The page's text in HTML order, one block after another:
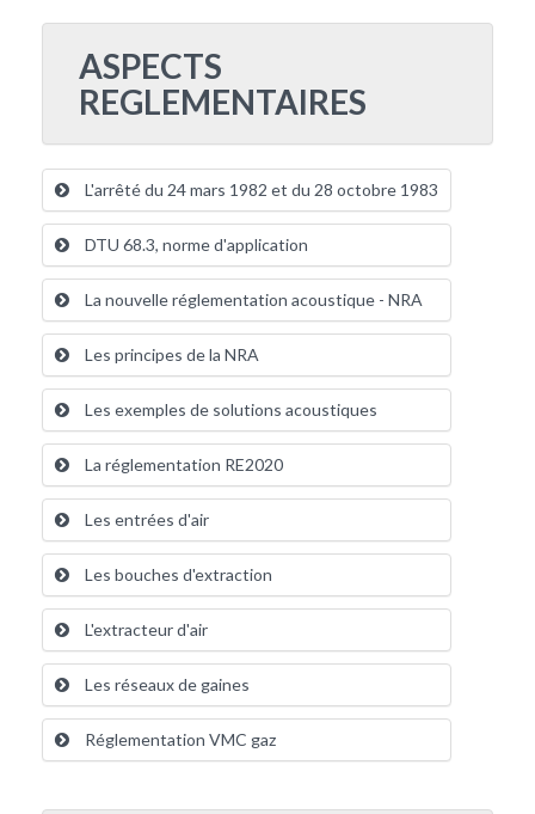
ASPECTS
REGLEMENTAIRES
L'arrêté du 24 mars 1982 et du 28 octobre 1983
DTU 68.3, norme d'application
La nouvelle réglementation acoustique - NRA
Les principes de la NRA
Les exemples de solutions acoustiques
La réglementation RE2020
Les entrées d'air
Les bouches d'extraction
L'extracteur d'air
Les réseaux de gaines
Réglementation VMC gaz